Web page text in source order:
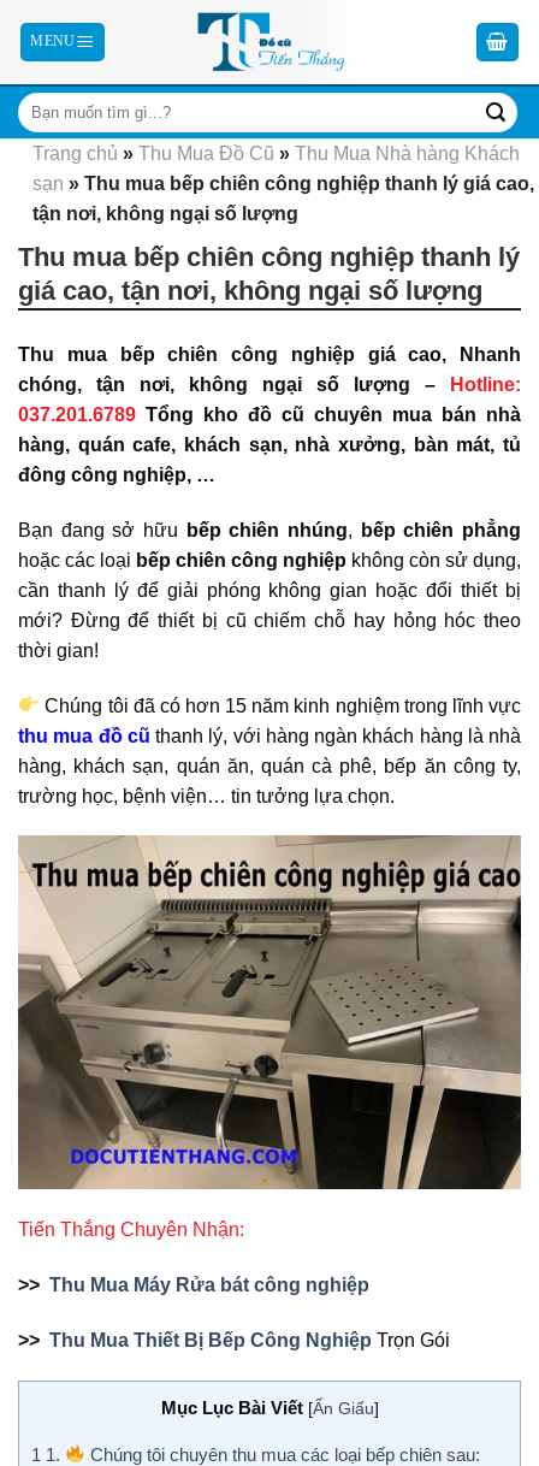
Trang chủ » Thu Mua Đồ Cũ » Thu Mua Nhà hàng Khách
sạn » Thu mua bếp chiên công nghiệp thanh lý giá cao,
tận nơi, không ngại số lượng
Thu mua bếp chiên công nghiệp thanh lý
giá cao, tận nơi, không ngại số lượng
Thu mua bếp chiên công nghiệp giá cao, Nhanh
chóng, tận nơi, không ngại số lượng –
Hotline:
037.201.6789 Tổng kho đồ cũ chuyên mua bán nhà
hàng, quán cafe, khách sạn, nhà xưởng, bàn mát, tủ
đông công nghiệp, …
Bạn đang sở hữu bếp chiên nhúng,
bếp chiên phẳng
hoặc các loại bếp chiên công nghiệp không còn sử dụng,
cần thanh lý để giải phóng không gian hoặc đổi thiết bị
mới? Đừng để thiết bị cũ chiếm chỗ hay hỏng hóc theo
thời gian!
Chúng tôi đã có hơn 15 năm kinh nghiệm trong lĩnh vực
thu mua đồ cũ thanh lý, với hàng ngàn khách hàng là nhà
hàng, khách sạn, quán ăn, quán cà phê, bếp ăn công ty,
trường học, bệnh viện… tin tưởng lựa chọn.
Tiến Thắng Chuyên Nhận:
>> Thu Mua Máy Rửa bát công nghiệp
>> Thu Mua Thiết Bị Bếp Công Nghiệp Trọn Gói
Mục Lục Bài Viết [Ẩn Giấu]
1 1.
Chúng tôi chuyên thu mua các loại bếp chiên sau: